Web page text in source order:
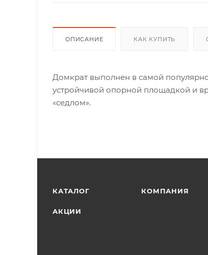
ОПИСАНИЕ КАК КУПИТЬ
Домкрат выполнен в самой
устройчивой опорной площадкой и
«седлом».
КАТАЛОГ
АКЦИИ
КОМПАНИЯ